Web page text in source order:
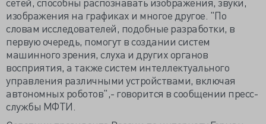
изображения на графиках и многое другое. "По
словам исследователей, подобные разработки, в
первую очередь, помогут в создании систем
машинного зрения, слуха и других органов
восприятия, а также систем интеллектуального
управления различными устройствами, включая
автономных роботов",- говорится в сообщении пресс-
службы МФТИ.